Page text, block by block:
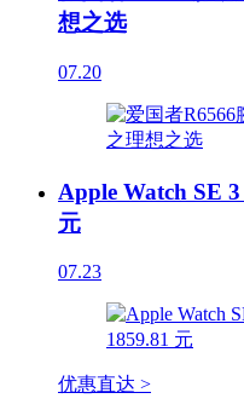
想之选
07.20
Apple Watch SE
元
07.23
优惠直达 >